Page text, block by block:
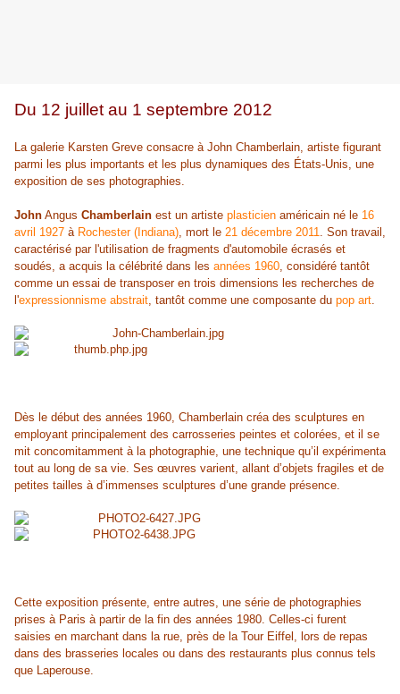
Du 12 juillet au 1 septembre 2012
La galerie Karsten Greve consacre à John Chamberlain, artiste figurant
parmi les plus importants et les plus dynamiques des États-Unis, une
exposition de ses photographies.
John Angus Chamberlain est un artiste plasticien américain né le 16
avril 1927 à Rochester (Indiana), mort le 21 décembre 2011. Son travail,
caractérisé par l'utilisation de fragments d'automobile écrasés et
soudés, a acquis la célébrité dans les années 1960, considéré tantôt
comme un essai de transposer en trois dimensions les recherches de
l'expressionnisme abstrait, tantôt comme une composante du pop art.
Dès le début des années 1960, Chamberlain créa des sculptures en
employant principalement des carrosseries peintes et colorées, et il se
mit concomitamment à la photographie, une technique qu’il expérimenta
tout au long de sa vie. Ses œuvres varient, allant d’objets fragiles et de
petites tailles à d’immenses sculptures d’une grande présence.
Cette exposition présente, entre autres, une série de photographies
prises à Paris à partir de la fin des années 1980. Celles-ci furent
saisies en marchant dans la rue, près de la Tour Eiffel, lors de repas
dans des brasseries locales ou dans des restaurants plus connus tels
que Laperouse.